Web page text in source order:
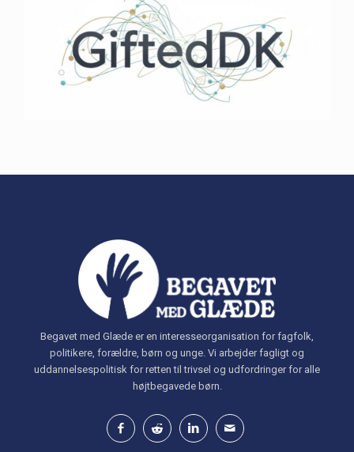
Begavet med Glæde er en interesseorganisation for fagfolk,
politikere, forældre, børn og unge. Vi arbejder fagligt og
uddannelsespolitisk for retten til trivsel og udfordringer for alle
højtbegavede børn.